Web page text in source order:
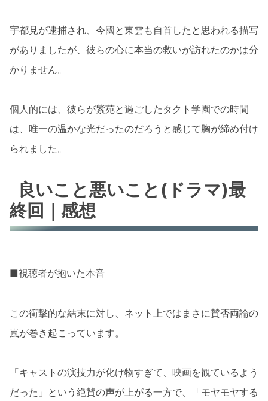
宇都見が逮捕され、今國と東雲も自首したと思われる描写
がありましたが、彼らの心に本当の救いが訪れたのかは分
かりません。
個人的には、彼らが紫苑と過ごしたタクト学園での時間
は、唯一の温かな光だったのだろうと感じて胸が締め付け
られました。
良いこと悪いこと(ドラマ)最
終回｜感想
■視聴者が抱いた本音
この衝撃的な結末に対し、ネット上ではまさに賛否両論の
嵐が巻き起こっています。
「キャストの演技力が化け物すぎて、映画を観ているよう
だった」という絶賛の声が上がる一方で、「モヤモヤする